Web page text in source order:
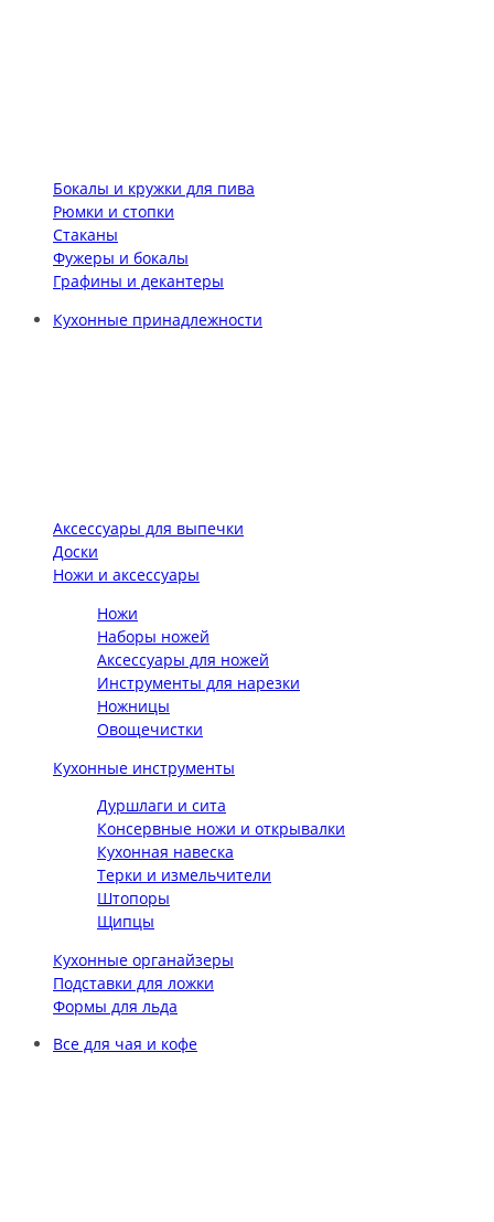
Бокалы и кружки для пива
Рюмки и стопки
Стаканы
Фужеры и бокалы
Графины и декантеры
Кухонные принадлежности
Аксессуары для выпечки
Доски
Ножи и аксессуары
Ножи
Наборы ножей
Аксессуары для ножей
Инструменты для нарезки
Ножницы
Овощечистки
Кухонные инструменты
Дуршлаги и сита
Консервные ножи и открывалки
Кухонная навеска
Терки и измельчители
Штопоры
Щипцы
Кухонные органайзеры
Подставки для ложки
Формы для льда
Все для чая и кофе